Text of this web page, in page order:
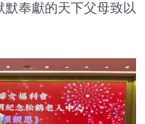
奉獻的天下父母致以